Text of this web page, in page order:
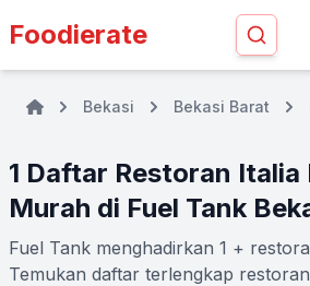
Foodierate
Bekasi Bekasi Barat
1 Daftar Restoran Italia
Murah di Fuel Tank
Fuel Tank menghadirkan 1 +
Temukan daftar terlengkap